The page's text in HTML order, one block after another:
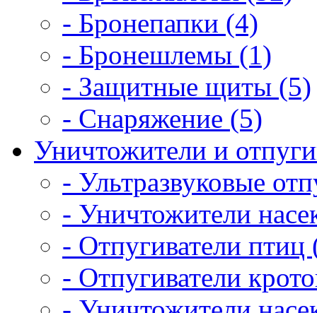
- Бронепапки (4)
- Бронешлемы (1)
- Защитные щиты (5)
- Снаряжение (5)
Уничтожители и
- Ультразвуковые
- Уничтожители
- Отпугиватели птиц
- Отпугиватели